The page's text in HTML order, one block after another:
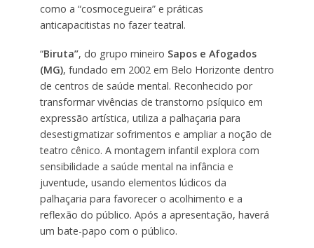
como a “cosmocegueira” e práticas
anticapacitistas no fazer teatral.
“Biruta”, do grupo mineiro Sapos e Afogados
(MG), fundado em 2002 em Belo Horizonte dentro
de centros de saúde mental. Reconhecido por
transformar vivências de transtorno psíquico em
expressão artística, utiliza a palhaçaria para
desestigmatizar sofrimentos e ampliar a noção de
teatro cênico. A montagem infantil explora com
sensibilidade a saúde mental na infância e
juventude, usando elementos lúdicos da
palhaçaria para favorecer o acolhimento e a
reflexão do público. Após a apresentação, haverá
um bate-papo com o público.